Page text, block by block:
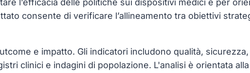
l’efficacia delle politiche sui dispositivi medici e per
consente di verificare l’allineamento tra obiettivi
e impatto. Gli indicatori includono qualità,
clinici e indagini di popolazione. L'analisi è orientata